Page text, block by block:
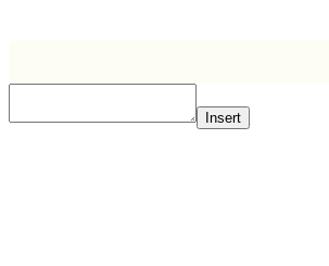
Insert